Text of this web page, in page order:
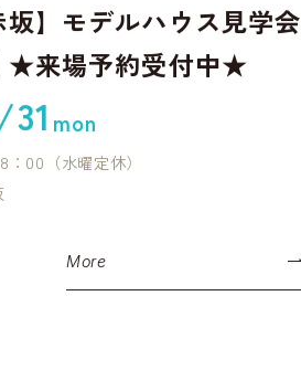
坂】モデルハウス見学会
★来場予約受付中★
mon
00（水曜定休）
More